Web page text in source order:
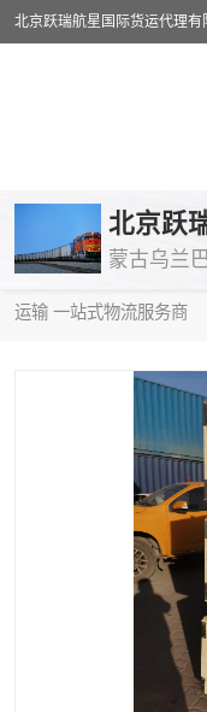
蒙古乌兰
运输 一站式物流服务商
乌兰巴托物流专线
乌兰巴托公路运输
中欧班列
蒙古乌兰巴托双清
蒙古乌兰巴托空运
蒙古乌兰巴托汽运
中亚铁路运输